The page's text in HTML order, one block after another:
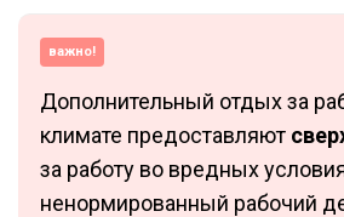
важно!
Дополнительный отдых за
климате предоставляют
за работу во вредных
ненормированный рабочий